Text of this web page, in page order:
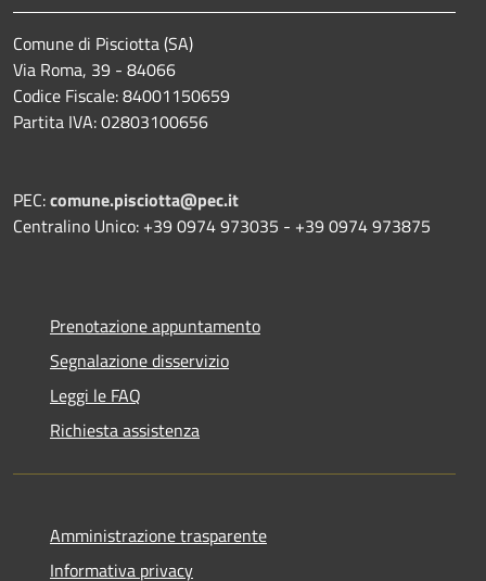
Comune di Pisciotta (SA)
Via Roma, 39 - 84066
Codice Fiscale: 84001150659
Partita IVA: 02803100656
PEC:comune.pisciotta@pec.it
Centralino Unico: +39 0974 973035 - +39 0974 973875
Prenotazione appuntamento
Segnalazione disservizio
Leggi le FAQ
Richiesta assistenza
Amministrazione trasparente
Informativa privacy